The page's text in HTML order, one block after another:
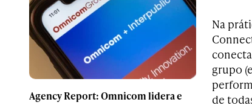
Agency Report: Omnicom lidera e
Na
grupo
de